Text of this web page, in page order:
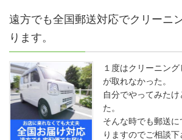
遠方でも全国郵送対応でクリーニ
ります。
１度はクリーニン
が取れなかった。
自分でやってみた
た。
そんな時でも郵送
りますのでご相談下